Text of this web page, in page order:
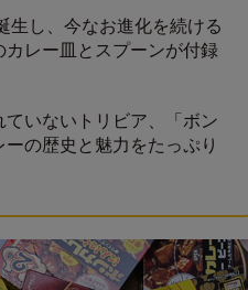
生し、今なお進化を続ける
カレー皿とスプーンが付録
いないトリビア、「ボン
の歴史と魅力をたっぷり